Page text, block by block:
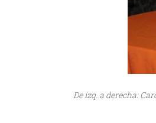
De izq. a derecha: